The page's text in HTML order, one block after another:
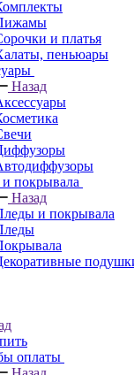
и платья
пеньюары
Назад
покрывала
Назад
и покрывала
оплаты